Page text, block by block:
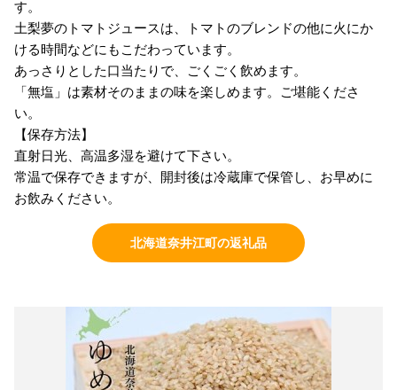
す。
土梨夢のトマトジュースは、トマトのブレンドの他に火にか
ける時間などにもこだわっています。
あっさりとした口当たりで、ごくごく飲めます。
「無塩」は素材そのままの味を楽しめます。ご堪能くださ
い。
【保存方法】
直射日光、高温多湿を避けて下さい。
常温で保存できますが、開封後は冷蔵庫で保管し、お早めに
お飲みください。
北海道奈井江町の返礼品